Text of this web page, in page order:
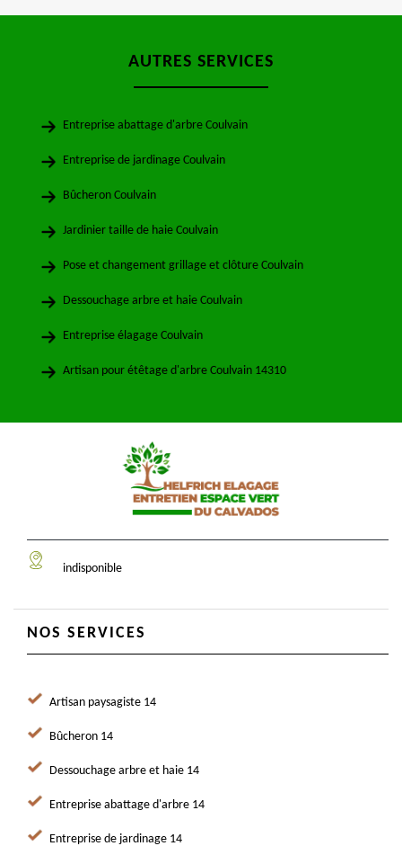
AUTRES SERVICES
Entreprise abattage d'arbre Coulvain
Entreprise de jardinage Coulvain
Bûcheron Coulvain
Jardinier taille de haie Coulvain
Pose et changement grillage et clôture Coulvain
Dessouchage arbre et haie Coulvain
Entreprise élagage Coulvain
Artisan pour étêtage d'arbre Coulvain 14310
indisponible
NOS SERVICES
Artisan paysagiste 14
Bûcheron 14
Dessouchage arbre et haie 14
Entreprise abattage d'arbre 14
Entreprise de jardinage 14